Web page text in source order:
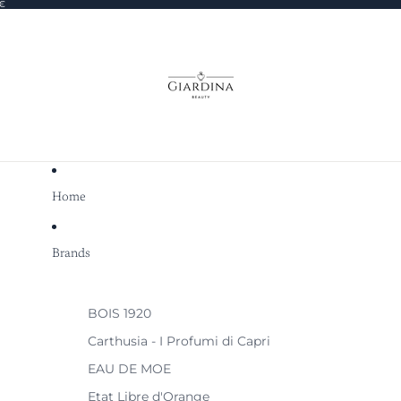
Home
Brands
BOIS 1920
Carthusia - I Profumi di Capri
EAU DE MOE
Etat Libre d'Orange